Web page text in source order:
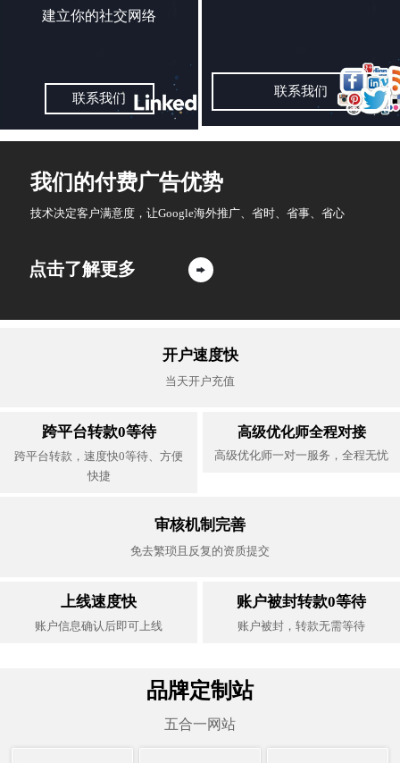
建立你的社交网络
联系我们 联系我们
我们的付费广告优势
技术决定客户满意度，让Google海外推广、省时、省事、省心
点击了解更多 
开户速度快
当天开户充值
跨平台转款0等待
跨平台转款，速度快0等待、方便
快捷
高级优化师全程对接
高级优化师一对一服务，全程无忧
审核机制完善
免去繁琐且反复的资质提交
上线速度快
账户信息确认后即可上线
账户被封转款0等待
账户被封，转款无需等待
品牌定制站
五合一网站